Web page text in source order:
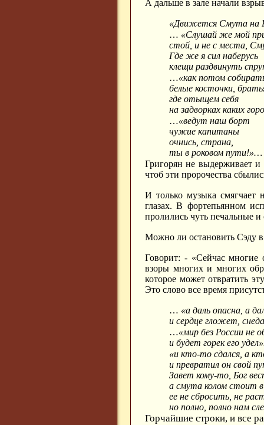
А дальше в зале начали
«Движется Смута на
… «Слушай же мой
стой, и не с места,
Где же я сил наберусь
клещи раздвинуть
…«как потом
белые косточки,
где отыщем себя
на задворках каких
…«ведут наш борт
чужие капитаны
очнись, страна,
ты в роковом пути!»…
Григорян не выдерживает
чтоб эти пророчества
И только музыка смягчает
глазах. В фортепьянном
пролились чуть печальные
Можно ли остановить Сэду в
Говорит: - «Сейчас многие
взоры многих и многих
которое может отвратить
Это слово все время
… «а даль опасна, а
и сердце гложет,
…«мир без России не
и будет горек его
«и кто-то сдался, а
и превратил он свой
Завет кому-то, Бог
а смута колом стоит
ее не сбросить, не
но полно, полно нам
Горчайшие строки, и все